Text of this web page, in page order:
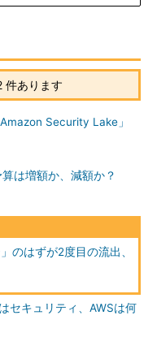
件あります
Security Lake」
は増額か、減額か？
のはずが2度目の流出、
セキュリティ、AWSは何